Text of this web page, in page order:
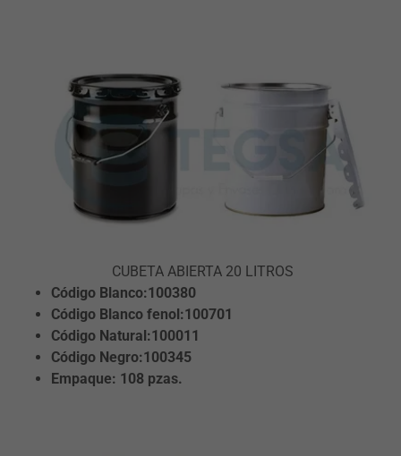
CUBETA ABIERTA 20 LITROS
Código Blanco:100380
Código Blanco fenol:100701
Código Natural:100011
Código Negro:100345
Empaque: 108 pzas.